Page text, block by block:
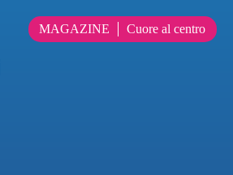
MAGAZINE Cuore al centro